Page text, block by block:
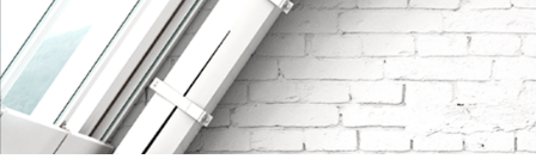
PRODUITS
DOCUMENTATIONS
COULEURS